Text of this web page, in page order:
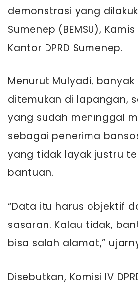
demonstrasi yang
Sumenep (BEMSU),
Kantor DPRD Sumenep.
Menurut Mulyadi, banyak
ditemukan di lapangan,
yang sudah meninggal
sebagai penerima
yang tidak layak justru
bantuan.
“Data itu harus objektif
sasaran. Kalau tidak,
bisa salah alamat,”
Disebutkan, Komisi IV